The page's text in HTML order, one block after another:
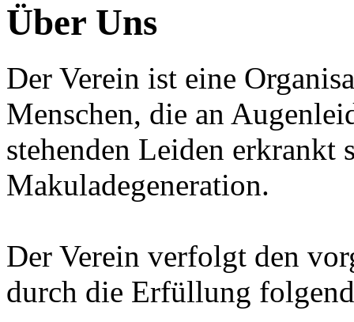
Über Uns
Der Verein ist eine
Menschen, die an
stehenden Leiden erkrankt
Makuladegeneration.
Der Verein verfolgt den
durch die Erfüllung